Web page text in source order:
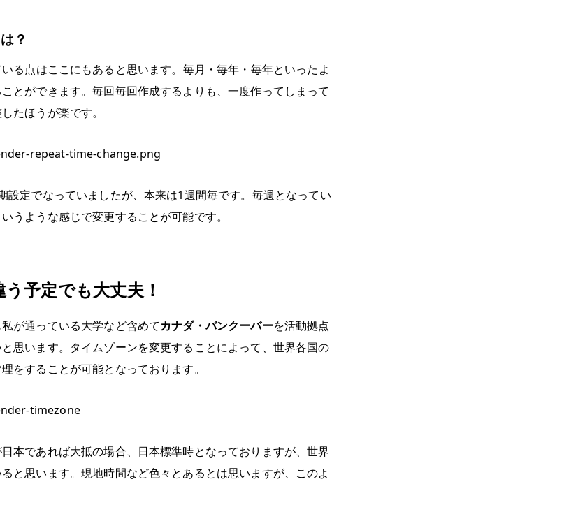
？
る点はここにもあると思います。毎月・毎年・毎年といったよ
とができます。毎回毎回作成するよりも、一度作ってしまって
たほうが楽です。
設定でなっていましたが、本来は1週間毎です。毎週となってい
うような感じで変更することが可能です。
予定でも大丈夫！
が通っている大学など含めてカナダ・バンクーバーを活動拠点
思います。タイムゾーンを変更することによって、世界各国の
をすることが可能となっております。
本であれば大抵の場合、日本標準時となっておりますが、世界
と思います。現地時間など色々とあるとは思いますが、このよ